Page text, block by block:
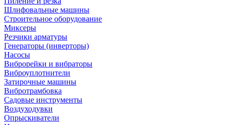
Шлифовальные машины
Строительное оборудование
Миксеры
Резчики арматуры
Генераторы (инверторы)
Насосы
Виброрейки и вибраторы
Виброуплотнители
Затирочные машины
Вибротрамбовка
Садовые инструменты
Воздуходувки
Опрыскиватели